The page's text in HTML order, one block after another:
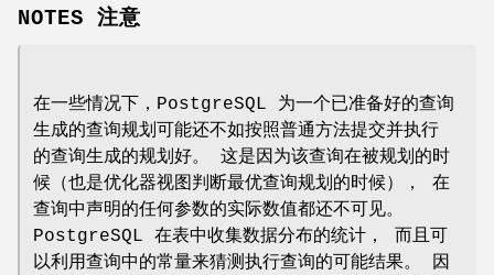
NOTES 注意
在一些情况下，PostgreSQL 为一个已准备好的查询
生成的查询规划可能还不如按照普通方法提交并执行
的查询生成的规划好。 这是因为该查询在被规划的时
候（也是优化器视图判断最优查询规划的时候）， 在
查询中声明的任何参数的实际数值都还不可见。
PostgreSQL 在表中收集数据分布的统计， 而且可
以利用查询中的常量来猜测执行查询的可能结果。 因